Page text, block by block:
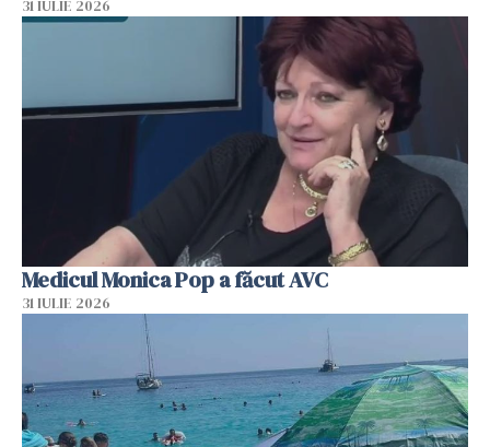
31 IULIE 2026
Medicul Monica Pop a făcut AVC
31 IULIE 2026